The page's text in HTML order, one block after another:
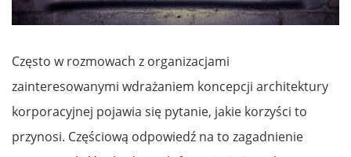
Często w rozmowach z organizacjami
zainteresowanymi wdrażaniem koncepcji architektury
korporacyjnej pojawia się pytanie, jakie korzyści to
przynosi. Częściową odpowiedź na to zagadnienie